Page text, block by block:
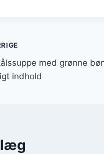
med grønne
indhold